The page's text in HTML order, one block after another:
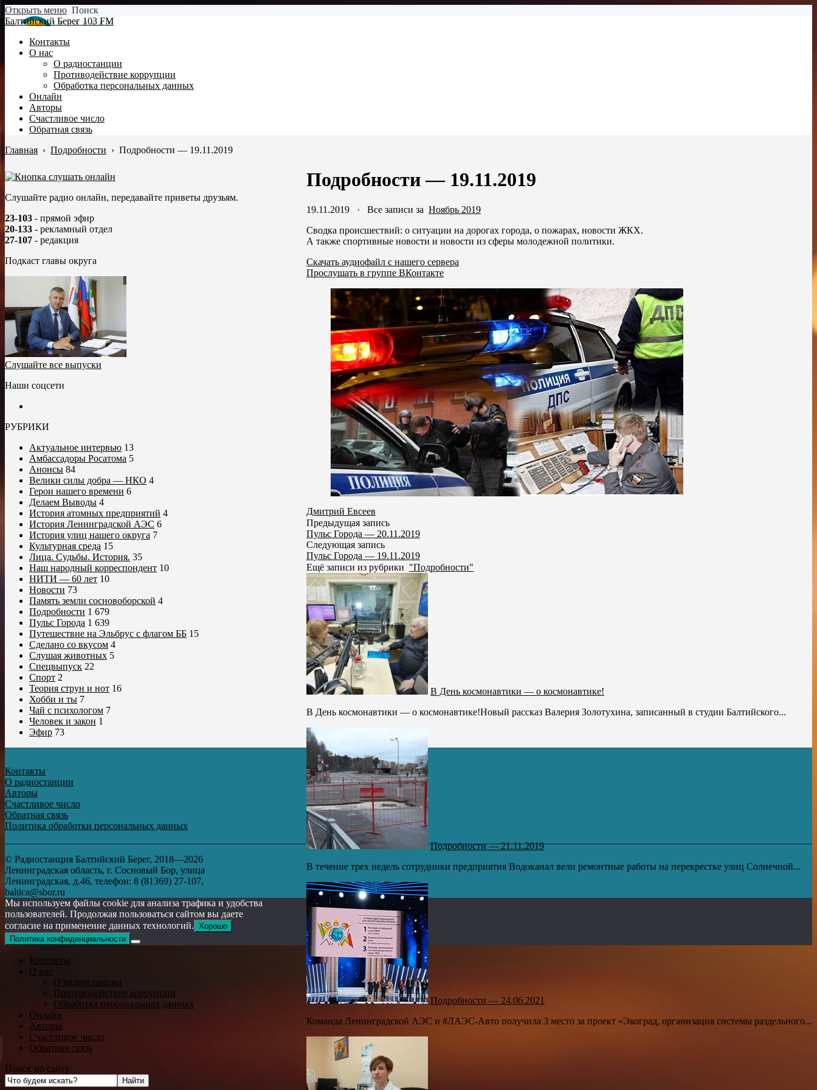
Открыть меню Поиск
Балтийский Берег 103 FM
Контакты
О нас
О радиостанции
Противодействие коррупции
Обработка персональных данных
Онлайн
Авторы
Счастливое число
Обратная связь
Главная › Подробности › Подробности — 19.11.2019
Подробности — 19.11.2019
19.11.2019 · Все записи за Ноябрь 2019
Сводка происшествий: о ситуации на дорогах города, о пожарах, новости ЖКХ.
А также спортивные новости и новости из сферы молодежной политики.
Скачать аудиофайл с нашего сервера
Прослушать в группе ВКонтакте
Дмитрий Евсеев
Предыдущая запись
Пульс Города — 20.11.2019
Следующая запись
Пульс Города — 19.11.2019
Ещё записи из рубрики "Подробности"
В День космонавтики — о космонавтике!
В День космонавтики — о космонавтике!Новый рассказ Валерия Золотухина, записанный в студии Балтийского...
Подробности — 21.11.2019
В течение трех недель сотрудники предприятия Водоканал вели ремонтные работы на перекрестке улиц Солнечной...
Подробности — 24.06.2021
Команда Ленинградской АЭС и #ЛАЭС-Авто получила 3 место за проект «Экоград, организация системы раздельного...
Слушайте радио онлайн, передавайте приветы друзьям.
23-103 - прямой эфир
20-133 - рекламный отдел
27-107 - редакция
Подкаст главы округа
Слушайте все выпуски
Наши соцсети
РУБРИКИ
Актуальное интервью 13
Амбассадоры Росатома 5
Анонсы 84
Велики силы добра — НКО 4
Герои нашего времени 6
Делаем Выводы 4
История атомных предприятий 4
История Ленинградской АЭС 6
История улиц нашего округа 7
Культурная среда 15
Лица. Судьбы. История. 35
Наш народный корреспондент 10
НИТИ — 60 лет 10
Новости 73
Память земли сосновоборской 4
Подробности 1 679
Пульс Города 1 639
Путешествие на Эльбрус с флагом ББ 15
Сделано со вкусом 4
Слушая животных 5
Спецвыпуск 22
Спорт 2
Теория струн и нот 16
Хобби и ты 7
Чай с психологом 7
Человек и закон 1
Эфир 73
Контакты
О радиостанции
Авторы
Счастливое число
Обратная связь
Политика обработки персональных данных
© Радиостанция Балтийский Берег, 2018—2026
Ленинградская область, г. Сосновый Бор, улица
Ленинградская, д.46, телефон: 8 (81369) 27-107,
baltica@sbor.ru
Мы используем файлы cookie для анализа трафика и удобства
пользователей. Продолжая пользоваться сайтом вы даете
согласие на применение данных технологий. Хорошо
Политика конфиденциальности
Контакты
О нас
О радиостанции
Противодействие коррупции
Обработка персональных данных
Онлайн
Авторы
Счастливое число
Обратная связь
Поиск по сайту